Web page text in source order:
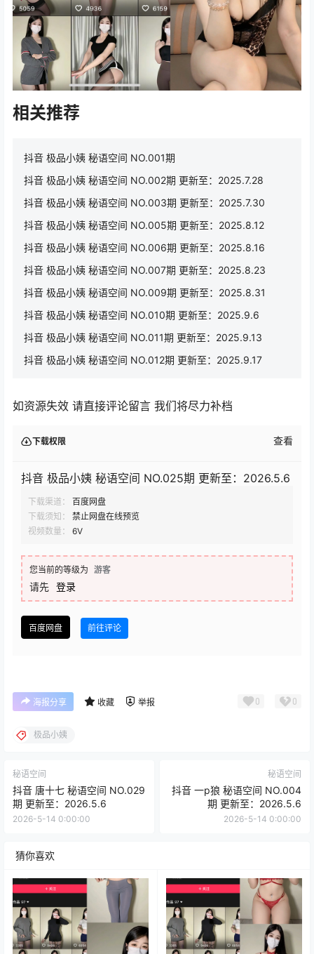
相关推荐
抖音 极品小姨 秘语空间 NO.001期
抖音 极品小姨 秘语空间 NO.002期 更新至：2025.7.28
抖音 极品小姨 秘语空间 NO.003期 更新至：2025.7.30
抖音 极品小姨 秘语空间 NO.005期 更新至：2025.8.12
抖音 极品小姨 秘语空间 NO.006期 更新至：2025.8.16
抖音 极品小姨 秘语空间 NO.007期 更新至：2025.8.23
抖音 极品小姨 秘语空间 NO.009期 更新至：2025.8.31
抖音 极品小姨 秘语空间 NO.010期 更新至：2025.9.6
抖音 极品小姨 秘语空间 NO.011期 更新至：2025.9.13
抖音 极品小姨 秘语空间 NO.012期 更新至：2025.9.17
如资源失效 请直接评论留言 我们将尽力补档
下载权限 查看
抖音 极品小姨 秘语空间 NO.025期 更新至：2026.5.6
下载渠道：
百度网盘
下载须知：
禁止网盘在线预览
视频数量：
6V
您当前的等级为 游客
请先 登录
百度网盘 前往评论
海报分享 收藏 举报 0 0
极品小姨
秘语空间
抖音 唐十七 秘语空间 NO.029
期 更新至：2026.5.6
2026-5-14 0:00:00
秘语空间
抖音 一p狼 秘语空间 NO.004
期 更新至：2026.5.6
2026-5-14 0:00:00
猜你喜欢